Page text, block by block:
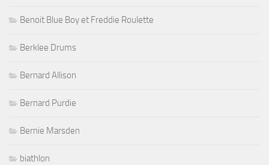
Benoit Blue Boy et Freddie Roulette
Berklee Drums
Bernard Allison
Bernard Purdie
Bernie Marsden
biathlon